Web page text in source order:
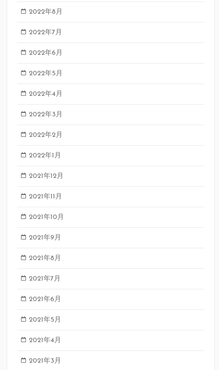
2022年8月
2022年7月
2022年6月
2022年5月
2022年4月
2022年3月
2022年2月
2022年1月
2021年12月
2021年11月
2021年10月
2021年9月
2021年8月
2021年7月
2021年6月
2021年5月
2021年4月
2021年3月